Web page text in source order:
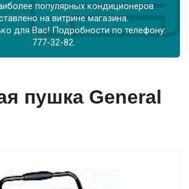
популярных кондиционеров
на витрине магазина.
для Вас! Подробности по телефону:
777-32-82.
пушка General